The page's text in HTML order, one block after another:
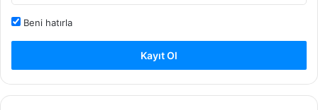
Beni hatırla
Kayıt Ol